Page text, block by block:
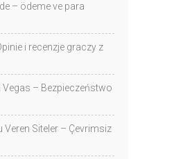
– ödeme ve para
i recenzje graczy z
– Bezpieczeństwo
Veren Siteler – Çevrimsiz